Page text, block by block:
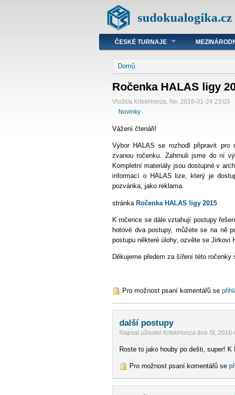
sudokualogika.cz
ČESKÉ TURNAJE
Domů
Ročenka HALAS ligy
Vložil/a KrtekHonza, Ne, 2016-01-24 23:03
Novinky
Vážení čtenáři!
Výbor HALAS se rozhodl připravit
zvanou ročenku. Zahrnuli jsme do ní
Kompletní materiály jsou dostupné v
informací o HALAS lize, který je
pozvánka, jako reklama.
stránka Ročenka HALAS ligy 2015
K ročence se dále vztahují postupy
hotové dva postupy, můžete se na ně
postupu některé úlohy, ozvěte se Jirkovi
Děkujeme předem za šíření této ročenky
Pro možnost psaní komentářů se
další postupy
Napsal uživatel KrtekHonza dne St, 2016-
Roste to jako houby po dešti, super!
Pro možnost psaní komentářů se